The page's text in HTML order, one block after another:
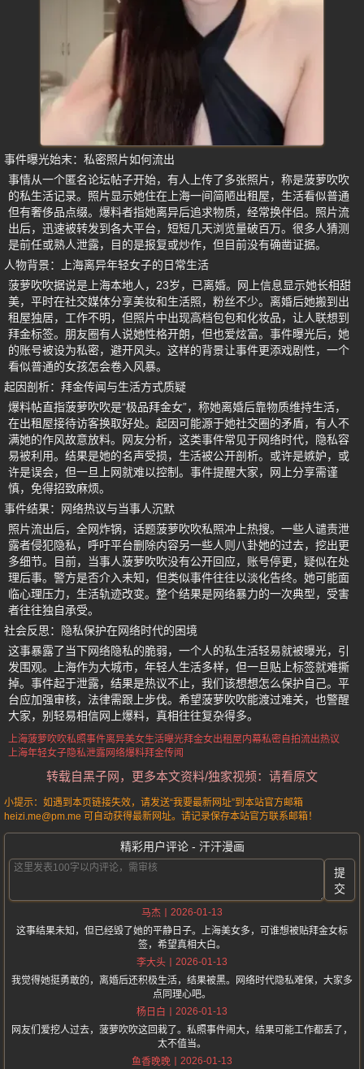
事件曝光始末：私密照片如何流出
事情从一个匿名论坛帖子开始，有人上传了多张照片，称是菠萝吹吹
的私生活记录。照片显示她住在上海一间简陋出租屋，生活看似普通
但有奢侈品点缀。爆料者指她离异后追求物质，经常换伴侣。照片流
出后，迅速被转发到各大平台，短短几天浏览量破百万。很多人猜测
是前任或熟人泄露，目的是报复或炒作，但目前没有确凿证据。
人物背景：上海离异年轻女子的日常生活
菠萝吹吹据说是上海本地人，23岁，已离婚。网上信息显示她长相甜
美，平时在社交媒体分享美妆和生活照，粉丝不少。离婚后她搬到出
租屋独居，工作不明，但照片中出现高档包包和化妆品，让人联想到
拜金标签。朋友圈有人说她性格开朗，但也爱炫富。事件曝光后，她
的账号被设为私密，避开风头。这样的背景让事件更添戏剧性，一个
看似普通的女孩怎会卷入风暴。
起因剖析：拜金传闻与生活方式质疑
爆料帖直指菠萝吹吹是“极品拜金女”，称她离婚后靠物质维持生活，
在出租屋接待访客换取好处。起因可能源于她社交圈的矛盾，有人不
满她的作风故意放料。网友分析，这类事件常见于网络时代，隐私容
易被利用。结果是她的名声受损，生活被公开剖析。或许是嫉妒，或
许是误会，但一旦上网就难以控制。事件提醒大家，网上分享需谨
慎，免得招致麻烦。
事件结果：网络热议与当事人沉默
照片流出后，全网炸锅，话题菠萝吹吹私照冲上热搜。一些人谴责泄
露者侵犯隐私，呼吁平台删除内容另一些人则八卦她的过去，挖出更
多细节。目前，当事人菠萝吹吹没有公开回应，账号停更，疑似在处
理后事。警方是否介入未知，但类似事件往往以淡化告终。她可能面
临心理压力，生活轨迹改变。整个结果是网络暴力的一次典型，受害
者往往独自承受。
社会反思：隐私保护在网络时代的困境
这事暴露了当下网络隐私的脆弱，一个人的私生活轻易就被曝光，引
发围观。上海作为大城市，年轻人生活多样，但一旦贴上标签就难撕
掉。事件起于泄露，结果是热议不止，我们该想想怎么保护自己。平
台应加强审核，法律需跟上步伐。希望菠萝吹吹能渡过难关，也警醒
大家，别轻易相信网上爆料，真相往往复杂得多。
上海菠萝吹吹私照事件离异美女生活曝光拜金女出租屋内幕私密自拍流出热议
上海年轻女子隐私泄露网络爆料拜金传闻
转载自黑子网，更多本文资料/独家视频：请看原文
小提示：如遇到本页链接失效，请发送“我要最新网址”到本站官方邮箱
heizi.me@pm.me 可自动获得最新网址。请记录保存本站官方联系邮箱！
精彩用户评论 - 汗汗漫画
提
交
马杰
2026-01-13
这事结果未知，但已经毁了她的平静日子。上海美女多，可谁想被贴拜金女标
签，希望真相大白。
李大头
2026-01-13
我觉得她挺勇敢的，离婚后还积极生活，结果被黑。网络时代隐私难保，大家多
点同理心吧。
杨日白
2026-01-13
网友们爱挖人过去，菠萝吹吹这回栽了。私照事件闹大，结果可能工作都丢了，
太不值当。
鱼香晚晚
2026-01-13